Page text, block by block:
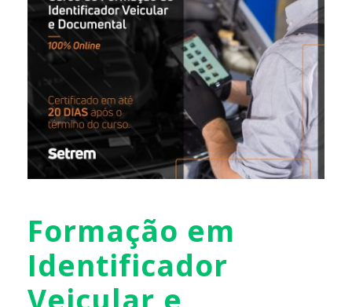
Formação em
Identificador